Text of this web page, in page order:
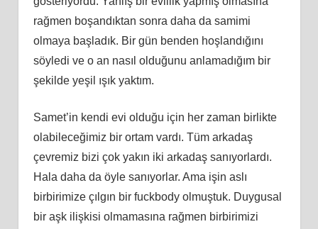
rağmen boşandıktan sonra daha da samimi
olmaya başladık. Bir gün benden hoşlandığını
söyledi ve o an nasıl olduğunu anlamadığım bir
şekilde yeşil ışık yaktım.
Samet’in kendi evi olduğu için her zaman birlikte
olabileceğimiz bir ortam vardı. Tüm arkadaş
çevremiz bizi çok yakın iki arkadaş sanıyorlardı.
Hala daha da öyle sanıyorlar. Ama işin aslı
birbirimize çılgın bir fuckbody olmuştuk. Duygusal
bir aşk ilişkisi olmamasına rağmen birbirimizi